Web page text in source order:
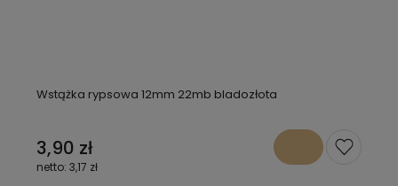
Wstążka rypsowa 12mm 22mb bladozłota
3,90 zł
3,17 zł